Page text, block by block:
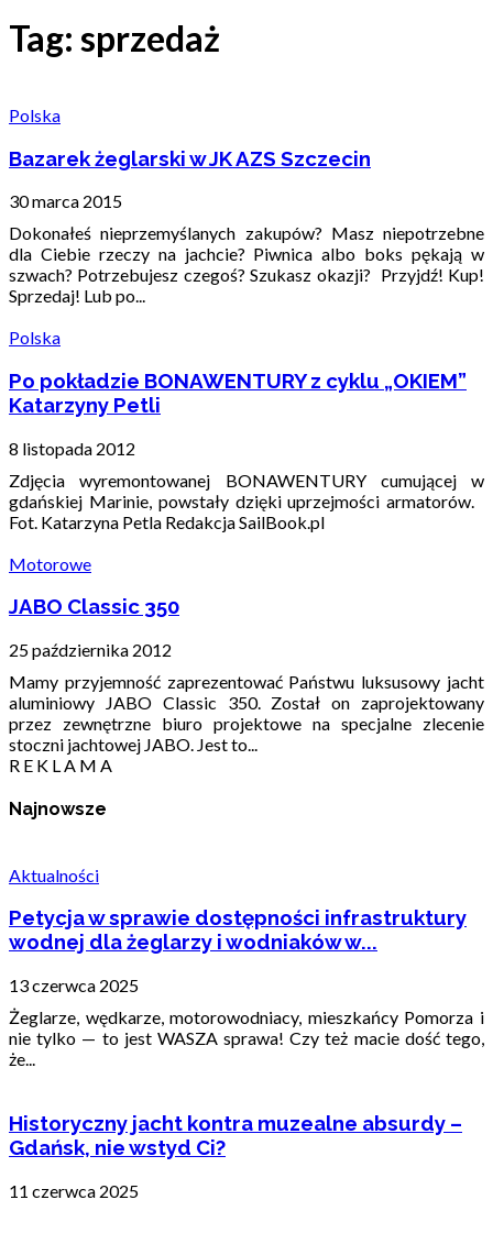
Tag: sprzedaż
Polska
Bazarek żeglarski w JK AZS Szczecin
30 marca 2015
Dokonałeś nieprzemyślanych zakupów? Masz niepotrzebne
dla Ciebie rzeczy na jachcie? Piwnica albo boks pękają w
szwach? Potrzebujesz czegoś? Szukasz okazji? Przyjdź! Kup!
Sprzedaj! Lub po...
Polska
Po pokładzie BONAWENTURY z cyklu „OKIEM”
Katarzyny Petli
8 listopada 2012
Zdjęcia wyremontowanej BONAWENTURY cumującej w
gdańskiej Marinie, powstały dzięki uprzejmości armatorów.
Fot. Katarzyna Petla Redakcja SailBook.pl
Motorowe
JABO Classic 350
25 października 2012
Mamy przyjemność zaprezentować Państwu luksusowy jacht
aluminiowy JABO Classic 350. Został on zaprojektowany
przez zewnętrzne biuro projektowe na specjalne zlecenie
stoczni jachtowej JABO. Jest to...
R E K L A M A
Najnowsze
Aktualności
Petycja w sprawie dostępności infrastruktury
wodnej dla żeglarzy i wodniaków w...
13 czerwca 2025
Żeglarze, wędkarze, motorowodniacy, mieszkańcy Pomorza i
nie tylko — to jest WASZA sprawa! Czy też macie dość tego,
że...
Historyczny jacht kontra muzealne absurdy –
Gdańsk, nie wstyd Ci?
11 czerwca 2025